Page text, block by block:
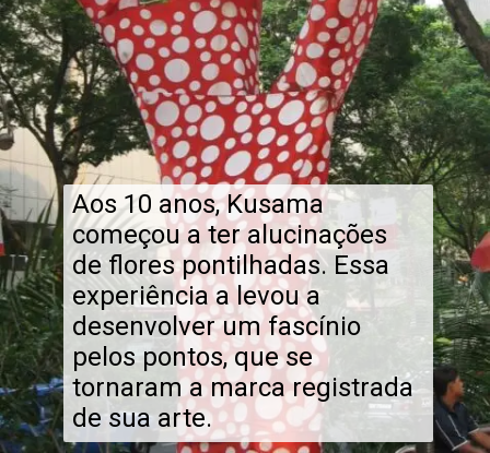
Aos 10 anos, Kusama
começou a ter alucinações
de flores pontilhadas. Essa
experiência a levou a
desenvolver um fascínio
pelos pontos, que se
tornaram a marca registrada
de sua arte.